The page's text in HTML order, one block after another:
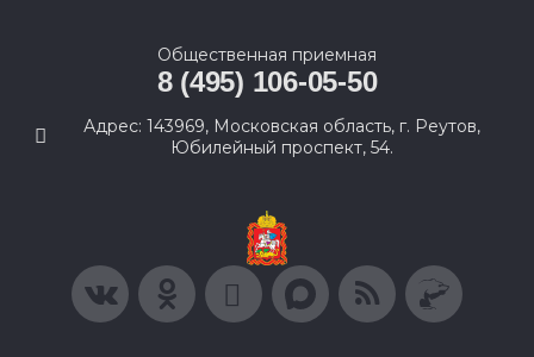
Общественная приемная
8 (495) 106-05-50
Адрес: 143969, Московская область, г. Реутов,
Юбилейный проспект, 54.